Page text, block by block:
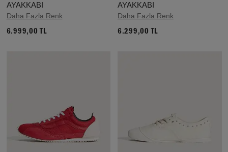
AYAKKABI
Daha Fazla Renk
6.999,00 TL
AYAKKABI
Daha Fazla Renk
6.299,00 TL